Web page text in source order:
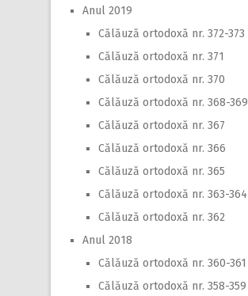
Anul 2019
Călăuză ortodoxă nr. 372-373
Călăuză ortodoxă nr. 371
Călăuză ortodoxă nr. 370
Călăuză ortodoxă nr. 368-369
Călăuză ortodoxă nr. 367
Călăuză ortodoxă nr. 366
Călăuză ortodoxă nr. 365
Călăuză ortodoxă nr. 363-364
Călăuză ortodoxă nr. 362
Anul 2018
Călăuză ortodoxă nr. 360-361
Călăuză ortodoxă nr. 358-359